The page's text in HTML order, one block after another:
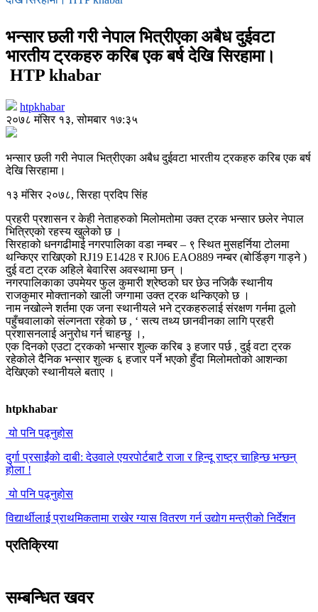
भन्सार छली गरी नेपाल भित्रीएका अबैध दुईवटा
भारतीय ट्रकहरु करिब एक बर्ष देखि सिरहामा।
HTP khabar
htpkhabar
२०७८ मंसिर १३, सोमबार १७:३५
भन्सार छली गरी नेपाल भित्रीएका अबैध दुईवटा भारतीय ट्रकहरु करिब एक बर्ष
देखि सिरहामा।
१३ मंसिर २०७८, सिरहा प्रदिप सिंह
प्रहरी प्रशासन र केही नेताहरुको मिलोमतोमा उक्त ट्रक भन्सार छलेर नेपाल
भित्रिएको रहस्य खुलेको छ ।
सिरहाको धनगढीमाई नगरपालिका वडा नम्बर – ९ स्थित मुसहर्निया टोलमा
थन्किएर राखिएको RJ19 E1428 र RJ06 EAO889 नम्बर (बोर्डिङ्ग गाड्ने )
दुई वटा ट्रक अहिले बेवारिस अवस्थामा छन् ।
नगरपालिकाका उपमेयर फुल कुमारी श्रेष्ठको घर छेउ नजिकै स्थानीय
राजकुमार मोक्तानको खाली जग्गामा उक्त ट्रक थन्किएको छ ।
नाम नखोल्ने शर्तमा एक जना स्थानीयले भने ट्रकहरुलाई संरक्षण गर्नमा ठूलो
पहुँचवालाको संल्गनता रहेको छ , ‘ सत्य तथ्य छानवीनका लागि प्रहरी
प्रशासनलाई अनुरोध गर्न चाहन्छु ।,
एक दिनको एउटा ट्रकको भन्सार शुल्क करिब ३ हजार पर्छ , दुई वटा ट्रक
रहेकोले दैनिक भन्सार शुल्क ६ हजार पर्ने भएको हुँदा मिलोमतोको आशन्का
देखिएको स्थानीयले बताए ।
htpkhabar
यो पनि पढ्नुहोस
दुर्गा प्रसाईंको दाबी: देउवाले एयरपोर्टबाटै राजा र हिन्दू राष्ट्र चाहिन्छ भन्छन्
होला !
यो पनि पढ्नुहोस
विद्यार्थीलाई प्राथमिकतामा राखेर ग्यास वितरण गर्न उद्योग मन्त्रीको निर्देशन
प्रतिक्रिया
सम्बन्धित खवर